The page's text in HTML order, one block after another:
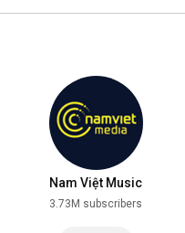
Nam Việt Music
3.73M subscribers